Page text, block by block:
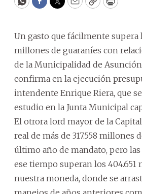
WhatsApp
Facebook
Twitter
EmailCopyPrint
Un gasto que fácilmente supera
millones de guaraníes con
de la Municipalidad de
confirma en la ejecución
intendente Enrique Riera, que
estudio en la Junta Municipal
El otrora lord mayor de la
real de más de 317.558 millones
último año de mandato, pero
ese tiempo superan los 404.651
nuestra moneda, donde se